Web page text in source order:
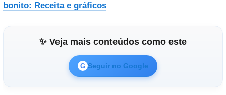
bonito: Receita e gráficos
✨ Veja mais conteúdos como este
G Seguir no Google